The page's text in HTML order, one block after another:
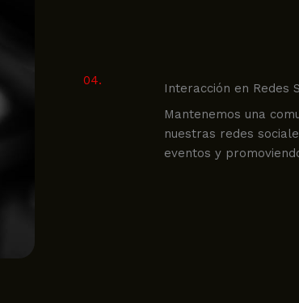
04.
Interacción en Redes
Mantenemos una
nuestras redes
eventos y